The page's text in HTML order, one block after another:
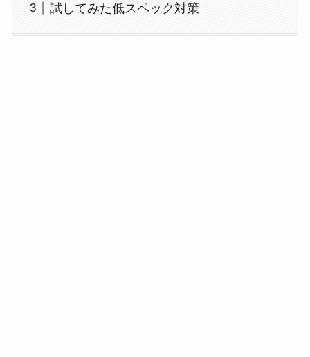
試してみた低スペック対策